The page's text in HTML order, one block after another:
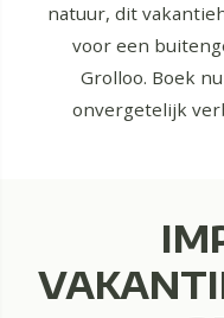
natuur, dit
voor een
Grolloo. Boek
onvergetelijk